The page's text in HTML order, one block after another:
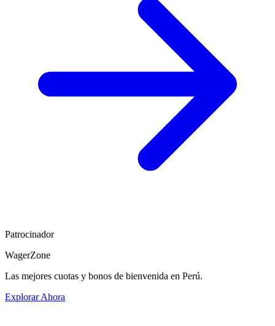
Patrocinador
WagerZone
Las mejores cuotas y bonos de bienvenida en Perú.
Explorar Ahora